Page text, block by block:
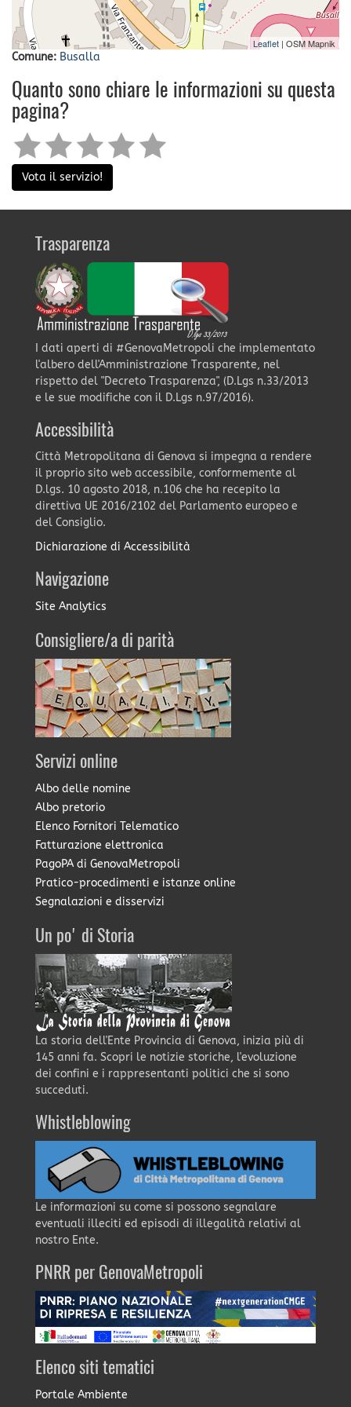
Leaflet | OSM Mapnik
Comune: Busalla
Quanto sono chiare le informazioni su questa
pagina?
Vota il servizio!
Trasparenza
I dati aperti di #GenovaMetropoli che implementato
l'albero dell'Amministrazione Trasparente, nel
rispetto del "Decreto Trasparenza", (D.Lgs n.33/2013
e le sue modifiche con il D.Lgs n.97/2016).
Accessibilità
Città Metropolitana di Genova si impegna a rendere
il proprio sito web accessibile, conformemente al
D.lgs. 10 agosto 2018, n.106 che ha recepito la
direttiva UE 2016/2102 del Parlamento europeo e
del Consiglio.
Dichiarazione di Accessibilità
Navigazione
Site Analytics
Consigliere/a di parità
Servizi online
Albo delle nomine
Albo pretorio
Elenco Fornitori Telematico
Fatturazione elettronica
PagoPA di GenovaMetropoli
Pratico-procedimenti e istanze online
Segnalazioni e disservizi
Un po' di Storia
La storia dell'Ente Provincia di Genova, inizia più di
145 anni fa. Scopri le notizie storiche, l'evoluzione
dei confini e i rappresentanti politici che si sono
succeduti.
Whistleblowing
Le informazioni su come si possono segnalare
eventuali illeciti ed episodi di illegalità relativi al
nostro Ente.
PNRR per GenovaMetropoli
Elenco siti tematici
Portale Ambiente